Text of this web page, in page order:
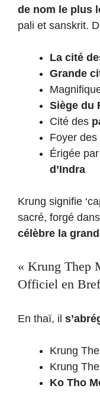
de nom le plus
pali et sanskrit.
La cité
Grande
Siège du
Cité des
Foyer des
Érigée par
d’Indra
Krung signifie
sacré, forgé
célèbre la
« Krung Thep
Officiel en Bref
En thaï, il
Krung
Krung
Ko Tho